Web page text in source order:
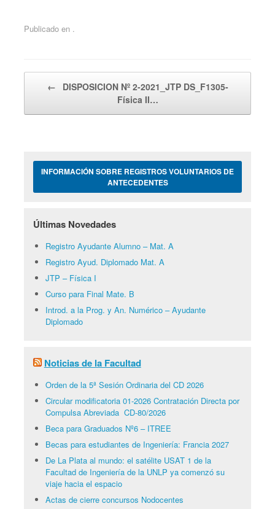
Publicado en .
←
DISPOSICION Nº 2-2021_JTP DS_F1305-
Física II…
INFORMACIÓN SOBRE REGISTROS VOLUNTARIOS DE
ANTECEDENTES
Últimas Novedades
Registro Ayudante Alumno – Mat. A
Registro Ayud. Diplomado Mat. A
JTP – Física I
Curso para Final Mate. B
Introd. a la Prog. y An. Numérico – Ayudante
Diplomado
Noticias de la Facultad
Orden de la 5ª Sesión Ordinaria del CD 2026
Circular modificatoria 01-2026 Contratación Directa por
Compulsa Abreviada CD-80/2026
Beca para Graduados Nº6 – ITREE
Becas para estudiantes de Ingeniería: Francia 2027
De La Plata al mundo: el satélite USAT 1 de la
Facultad de Ingeniería de la UNLP ya comenzó su
viaje hacia el espacio
Actas de cierre concursos Nodocentes